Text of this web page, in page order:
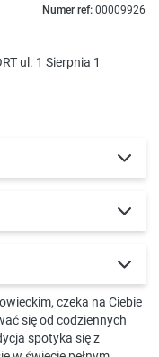
Numer ref: 00009926
ul. 1 Sierpnia 1
czeka na Ciebie
się od codziennych
spotyka się z